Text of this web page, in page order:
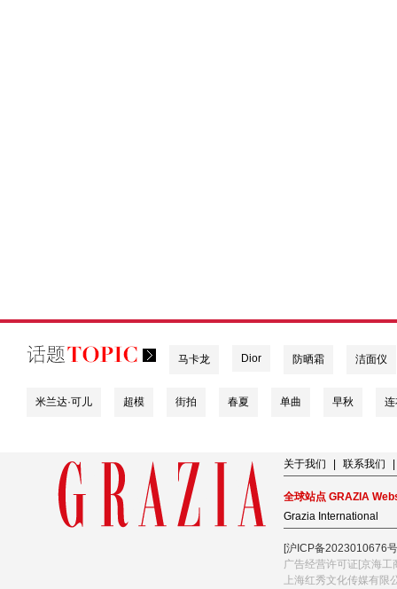
马卡龙 Dior 防晒霜 洁面仪
米兰达·可儿 超模 街拍 春夏 单曲 早秋
关于我们 联系我们
全球站点 GRAZIA
Grazia International
[沪ICP备2023010676
广告经营许可证[京海
上海红秀文化传媒有限